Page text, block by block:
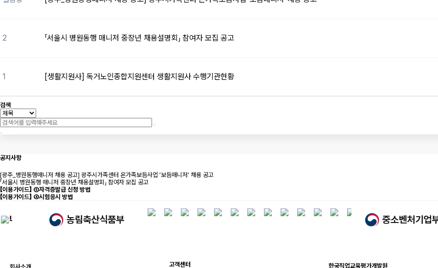
2 「서울시 병원동행 매니저 중장년 채용설명회」 참여자 모집 공고
1 [생활지원사] 독거노인종합지원센터 생활지원사 수행기관현황
검색
공지사항
[광주_병원동행매니저 채용 공고] 광주시가족센터 온가족보듬사업 '보듬매니저' 채용 공고
「서울시 병원동행 매니저 중장년 채용설명회」 참여자 모집 공고
【이용가이드】 ⑤자격증발급 신청 방법
【이용가이드】 ④시험응시 방법
고객센터 한국직업교육평가개발원